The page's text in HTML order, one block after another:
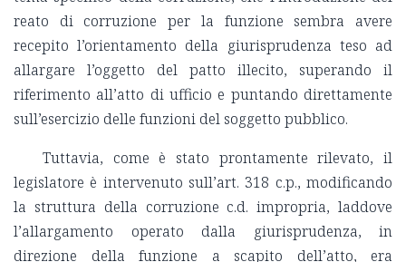
reato di corruzione per la funzione sembra avere
recepito l’orientamento della giurisprudenza teso ad
allargare l’oggetto del patto illecito, superando il
riferimento all’atto di ufficio e puntando direttamente
sull’esercizio delle funzioni del soggetto pubblico.
Tuttavia, come è stato prontamente rilevato, il
legislatore è intervenuto sull’art. 318 c.p., modificando
la struttura della corruzione c.d. impropria, laddove
l’allargamento operato dalla giurisprudenza, in
direzione della funzione a scapito dell’atto, era